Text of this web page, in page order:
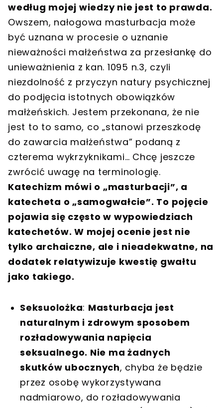
według mojej wiedzy nie jest to prawda.
Owszem, nałogowa masturbacja może
być uznana w procesie o uznanie
nieważności małżeństwa za przesłankę do
unieważnienia z kan. 1095 n.3, czyli
niezdolność z przyczyn natury psychicznej
do podjęcia istotnych obowiązków
małżeńskich. Jestem przekonana, że nie
jest to to samo, co „stanowi przeszkodę
do zawarcia małżeństwa” podaną z
czterema wykrzyknikami… Chcę jeszcze
zwrócić uwagę na terminologię.
Katechizm mówi o „masturbacji”, a
katecheta o „samogwałcie”. To pojęcie
pojawia się często w wypowiedziach
katechetów. W mojej ocenie jest nie
tylko archaiczne, ale i nieadekwatne, na
dodatek relatywizuje kwestię gwałtu
jako takiego.
Seksuolożka: Masturbacja jest
naturalnym i zdrowym sposobem
rozładowywania napięcia
seksualnego. Nie ma żadnych
skutków ubocznych, chyba że będzie
przez osobę wykorzystywana
nadmiarowo, do rozładowywania